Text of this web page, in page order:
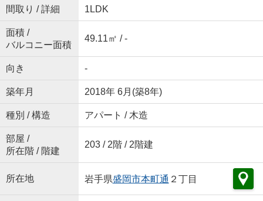
間取り / 詳細 1LDK
面積 /
バルコニー面積
49.11㎡ / -
向き -
築年月 2018年 6月(築8年)
種別 / 構造 アパート / 木造
部屋 /
所在階 / 階建
203 / 2階 / 2階建
所在地 岩手県盛岡市本町通 ２丁目